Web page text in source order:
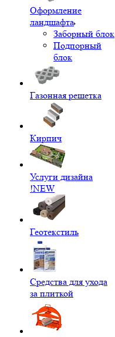
Оформление
ландшафта
Заборный блок
Подпорный
блок
Газонная решетка
Кирпич
Услуги дизайна
!NEW
Геотекстиль
Средства для ухода
за плиткой